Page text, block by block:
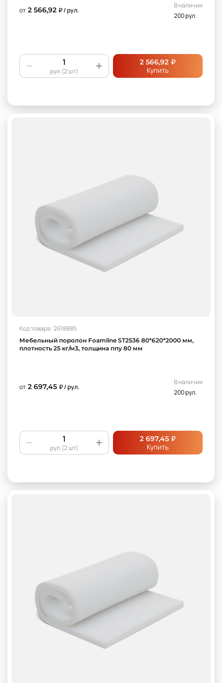
от 2 566,92 ₽ / рул.
В наличии
200 рул.
рул.(2 шт)
2 566,92 ₽
Купить
Код товара: 2618885
Мебельный поролон Foamline ST2536 80*620*2000 мм,
плотность 25 кг/м3, толщина ппу 80 мм
от 2 697,45 ₽ / рул.
В наличии
200 рул.
рул.(2 шт)
2 697,45 ₽
Купить